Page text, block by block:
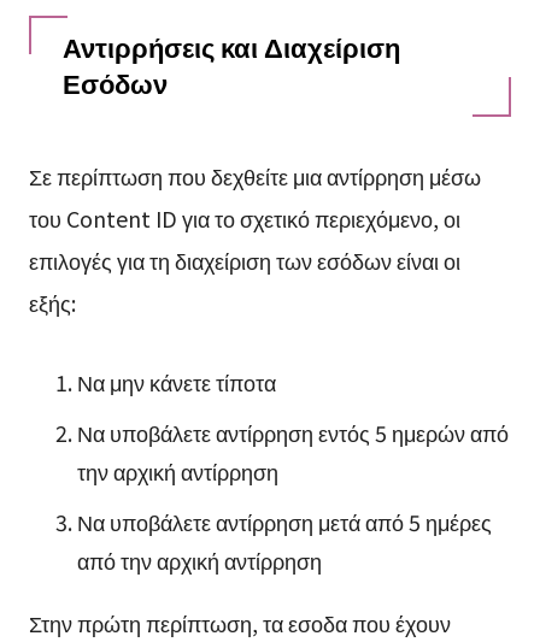
Αντιρρήσεις και Διαχείριση
Εσόδων
Σε περίπτωση που δεχθείτε μια αντίρρηση μέσω
του Content ID για το σχετικό περιεχόμενο, οι
επιλογές για τη διαχείριση των εσόδων είναι οι
εξής:
Να μην κάνετε τίποτα
Να υποβάλετε αντίρρηση εντός 5 ημερών από
την αρχική αντίρρηση
Να υποβάλετε αντίρρηση μετά από 5 ημέρες
από την αρχική αντίρρηση
Στην πρώτη περίπτωση, τα εσοδα που έχουν